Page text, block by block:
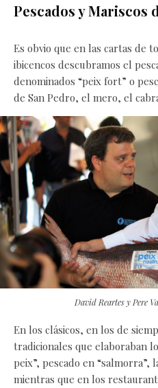
Pescados y Mariscos
Es obvio que en las cartas de
ibicencos descubramos el
denominados “peix fort” o
de San Pedro, el mero, el
David Reartes y Pere
En los clásicos, en los de
tradicionales que elaboraban
peix”, pescado en “salmorra”,
mientras que en los